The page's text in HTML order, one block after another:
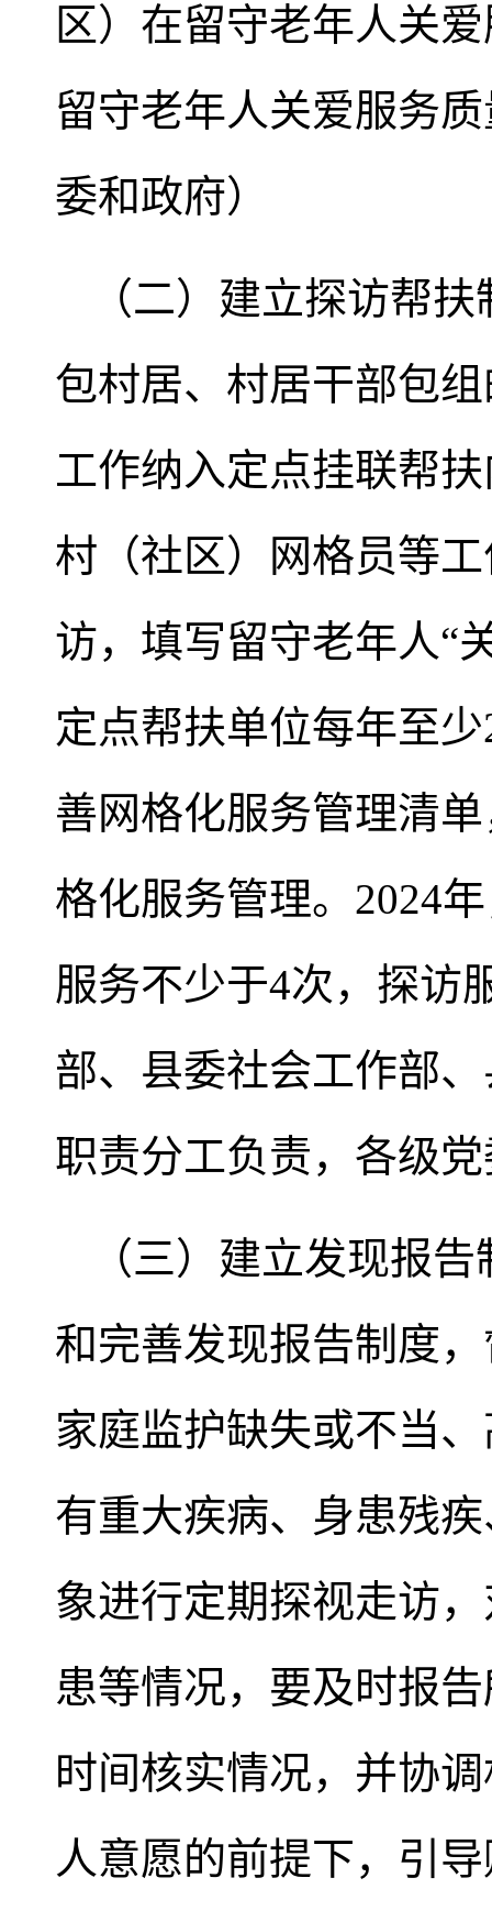
区）在留守老年人关
留守老年人关爱服务
委和政府）
（二）建立探访帮
包村居、村居干部包
工作纳入定点挂联帮
村（社区）网格员等
访，填写留守老年人“
定点帮扶单位每年至
善网格化服务管理清
格化服务管理。2024
服务不少于4次，探访
部、县委社会工作部
职责分工负责，各级
（三）建立发现报
和完善发现报告制度
家庭监护缺失或不当
有重大疾病、身患残
象进行定期探视走访
患等情况，要及时报
时间核实情况，并协
人意愿的前提下，引